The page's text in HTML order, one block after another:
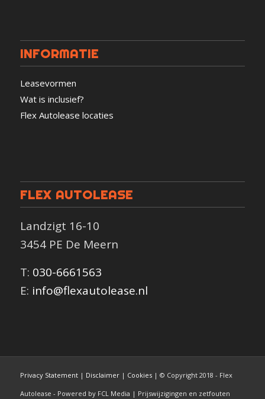
INFORMATIE
Leasevormen
Wat is inclusief?
Flex Autolease locaties
FLEX AUTOLEASE
Landzigt 16-10
3454 PE De Meern
T: 030-6661563
E: info@flexautolease.nl
Privacy Statement| Disclaimer| Cookies| © Copyright 2018 - Flex
Autolease - Powered by FCL Media | Prijswijzigingen en zetfouten